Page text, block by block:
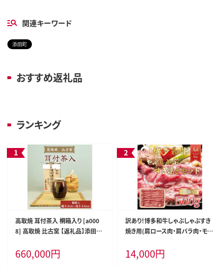
関連キーワード
添田町
おすすめ返礼品
ランキング
高取焼 耳付茶入 桐箱入り [a000
8] 高取焼 比古窯 【返礼品】添田町
660,000円
訳あり！博多和牛しゃぶしゃぶすき
焼き用(肩ロース肉・肩バラ肉・モモ
Plus ※配送不可：離島【返礼品】添
田町 ふるさと納税
14,000円